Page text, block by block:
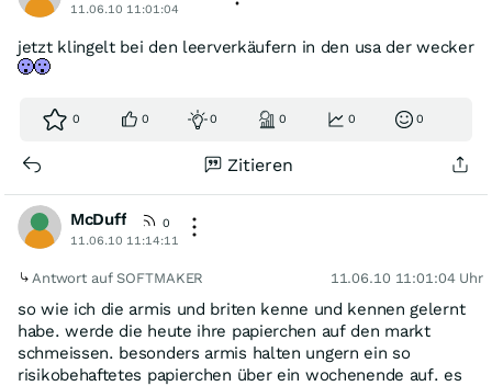
11.06.10 11:01:04
jetzt klingelt bei den leerverkäufern in den usa der wecker
0 0 0 0 0 0
Zitieren
McDuff
0
11.06.10 11:14:11
Antwort auf SOFTMAKER 11.06.10 11:01:04 Uhr
so wie ich die armis und briten kenne und kennen gelernt
habe. werde die heute ihre papierchen auf den markt
schmeissen. besonders armis halten ungern ein so
risikobehaftetes papierchen über ein wochenende auf. es